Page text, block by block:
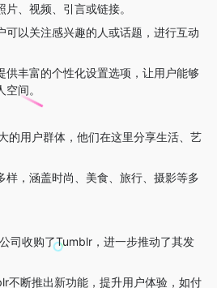
、视频、引言或链接。
可以关注感兴趣的人或话题，进行互动
供丰富的个性化设置选项，让用户能够
间。
的用户群体，他们在这里分享生活、艺
样，涵盖时尚、美食、旅行、摄影等多
司收购了Tumblr，进一步推动了其发
不断推出新功能，提升用户体验，如付